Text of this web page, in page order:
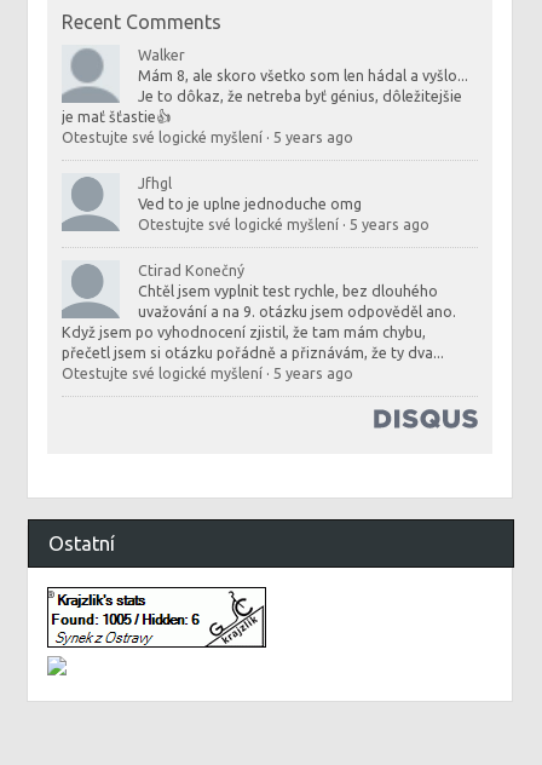
Recent Comments
Walker
Mám 8, ale skoro všetko som len hádal a vyšlo...
Je to dôkaz, že netreba byť génius, dôležitejšie
je mať šťastie👍
Otestujte své logické myšlení · 5 years ago
Jfhgl
Ved to je uplne jednoduche omg
Otestujte své logické myšlení · 5 years ago
Ctirad Konečný
Chtěl jsem vyplnit test rychle, bez dlouhého
uvažování a na 9. otázku jsem odpověděl ano.
Když jsem po vyhodnocení zjistil, že tam mám chybu,
přečetl jsem si otázku pořádně a přiznávám, že ty dva...
Otestujte své logické myšlení · 5 years ago
Ostatní